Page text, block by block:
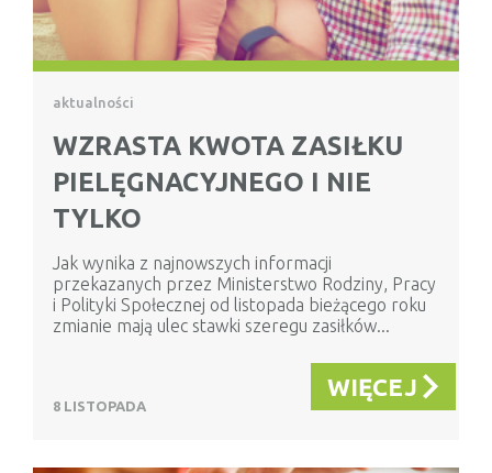
aktualności
WZRASTA KWOTA ZASIŁKU
PIELĘGNACYJNEGO I NIE
TYLKO
Jak wynika z najnowszych informacji
przekazanych przez Ministerstwo Rodziny, Pracy
i Polityki Społecznej od listopada bieżącego roku
zmianie mają ulec stawki szeregu zasiłków...
8 LISTOPADA
WIĘCEJ